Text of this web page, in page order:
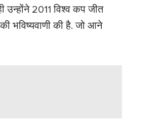
उन्होंने 2011 विश्व कप जीत
भविष्यवाणी की है. जो आने